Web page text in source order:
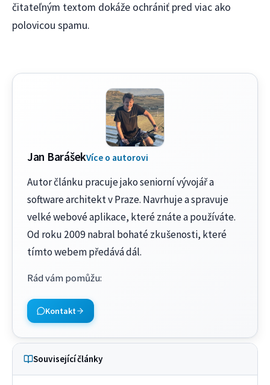
čitateľným textom dokáže ochrániť pred viac ako
polovicou spamu.
Jan BarášekVíce o autorovi
Autor článku pracuje jako seniorní vývojář a
software architekt v Praze. Navrhuje a spravuje
velké webové aplikace, které znáte a používáte.
Od roku 2009 nabral bohaté zkušenosti, které
tímto webem předává dál.
Rád vám pomůžu:
Kontakt
Související články